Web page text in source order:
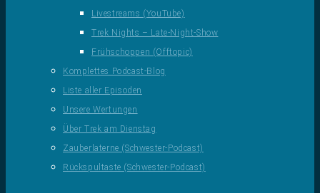
Livestreams (YouTube)
Trek Nights – Late-Night-Show
Frühschoppen (Offtopic)
Komplettes Podcast-Blog
Liste aller Episoden
Unsere Wertungen
Über Trek am Dienstag
Zauberlaterne (Schwester-Podcast)
Rückspultaste (Schwester-Podcast)